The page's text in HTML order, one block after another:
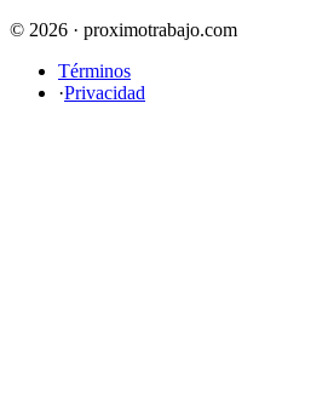
© 2026 · proximotrabajo.com
Términos
·Privacidad